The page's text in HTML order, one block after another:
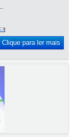
Clique para ler mais